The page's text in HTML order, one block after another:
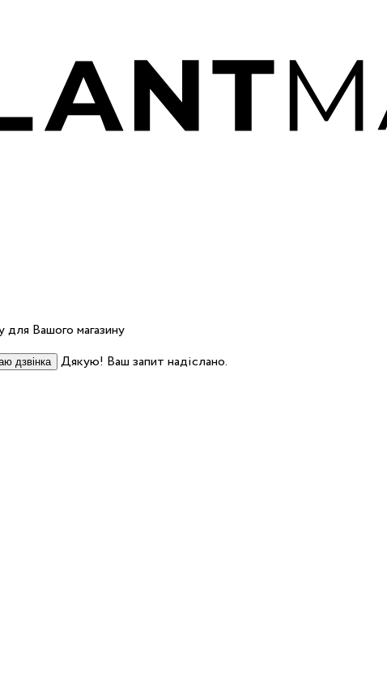
Вашого магазину
дзвінка
Дякую! Ваш запит надіслано.